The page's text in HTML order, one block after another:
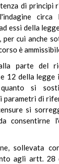
di principi
circa
essi della
cui anche
è
parte del
12 della legge
si
parametri di
si
consentirne
sollevata
agli artt. 28